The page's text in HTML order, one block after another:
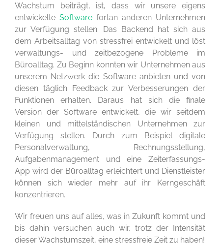
Wachstum beiträgt, ist, dass wir unsere eigens
entwickelte Software fortan anderen Unternehmen
zur Verfügung stellen. Das Backend hat sich aus
dem Arbeitsalltag von stressfrei entwickelt und löst
verwaltungs- und zeitbezogene Probleme im
Büroalltag. Zu Beginn konnten wir Unternehmen aus
unserem Netzwerk die Software anbieten und von
diesen täglich Feedback zur Verbesserungen der
Funktionen erhalten. Daraus hat sich die finale
Version der Software entwickelt, die wir seitdem
kleinen und mittelständischen Unternehmen zur
Verfügung stellen. Durch zum Beispiel digitale
Personalverwaltung, Rechnungsstellung,
Aufgabenmanagement und eine Zeiterfassungs-
App wird der Büroalltag erleichtert und Dienstleister
können sich wieder mehr auf ihr Kerngeschäft
konzentrieren.
Wir freuen uns auf alles, was in Zukunft kommt und
bis dahin versuchen auch wir, trotz der Intensität
dieser Wachstumszeit, eine stressfreie Zeit zu haben!